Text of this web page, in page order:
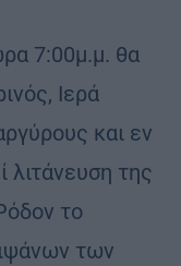
7:00μ.μ. θα
Ιερά
και εν
λιτάνευση της
το
των